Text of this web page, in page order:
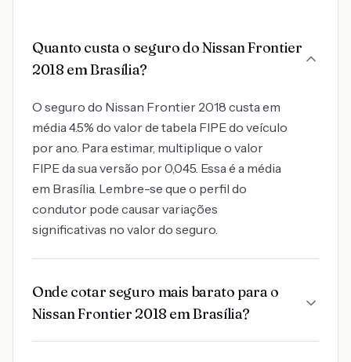
Quanto custa o seguro do Nissan Frontier
2018 em Brasília?
O seguro do Nissan Frontier 2018 custa em
média 4.5% do valor de tabela FIPE do veículo
por ano. Para estimar, multiplique o valor
FIPE da sua versão por 0,045. Essa é a média
em Brasília. Lembre-se que o perfil do
condutor pode causar variações
significativas no valor do seguro.
Onde cotar seguro mais barato para o
Nissan Frontier 2018 em Brasília?